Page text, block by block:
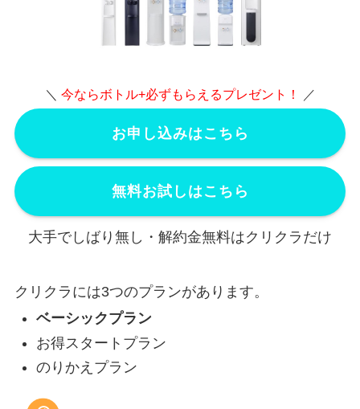
＼ 今ならボトル+必ずもらえるプレゼント！ ／
お申し込みはこちら
無料お試しはこちら
大手でしばり無し・解約金無料はクリクラだけ
クリクラには3つのプランがあります。
ベーシックプラン
お得スタートプラン
のりかえプラン